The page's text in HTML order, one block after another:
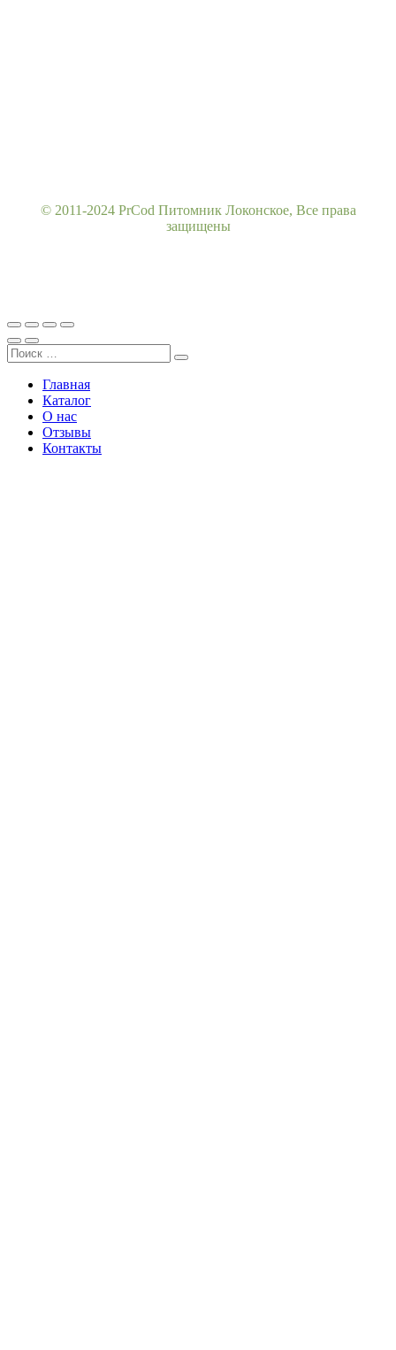
© 2011-2024 PrCod Питомник Локонское, Все права
защищены
Главная
Каталог
О нас
Отзывы
Контакты